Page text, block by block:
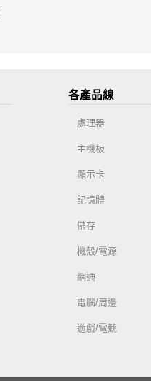
各產品線
處理器
主機板
顯示卡
記憶體
儲存
機殼/電源
網通
電腦/周邊
遊戲/電競